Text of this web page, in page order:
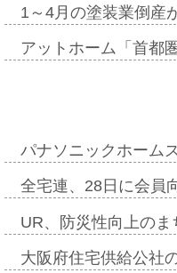
1～4月の塗装業倒産
アットホーム「首都
パナソニックホーム
全宅連、28日に会員
UR、防災性向上の
大阪府住宅供給公社